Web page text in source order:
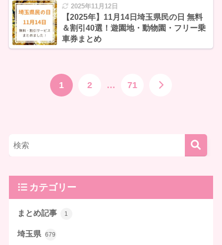
2025年11月12日
【2025年】11月14日埼玉県民の日 無料
＆割引40選！遊園地・動物園・フリー乗
車券まとめ
1 2 … 71
カテゴリー
まとめ記事 1
埼玉県 679